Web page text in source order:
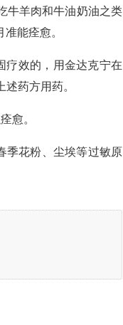
牛羊肉和牛油奶油之类
能痊愈。
疗效的，用金达克宁在
药方用药。
愈。
季花粉、尘埃等过敏原